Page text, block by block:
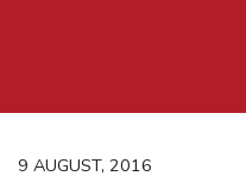
9 AUGUST, 2016